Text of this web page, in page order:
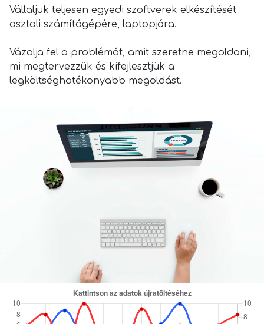
Vállaljuk teljesen egyedi szoftverek elkészítését
asztali számítógépére, laptopjára.
Vázolja fel a problémát, amit szeretne megoldani,
mi megtervezzük és kifejlesztjük a
legköltséghatékonyabb megoldást.